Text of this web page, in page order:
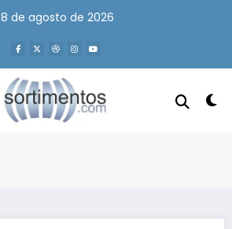
8 de agosto de 2026